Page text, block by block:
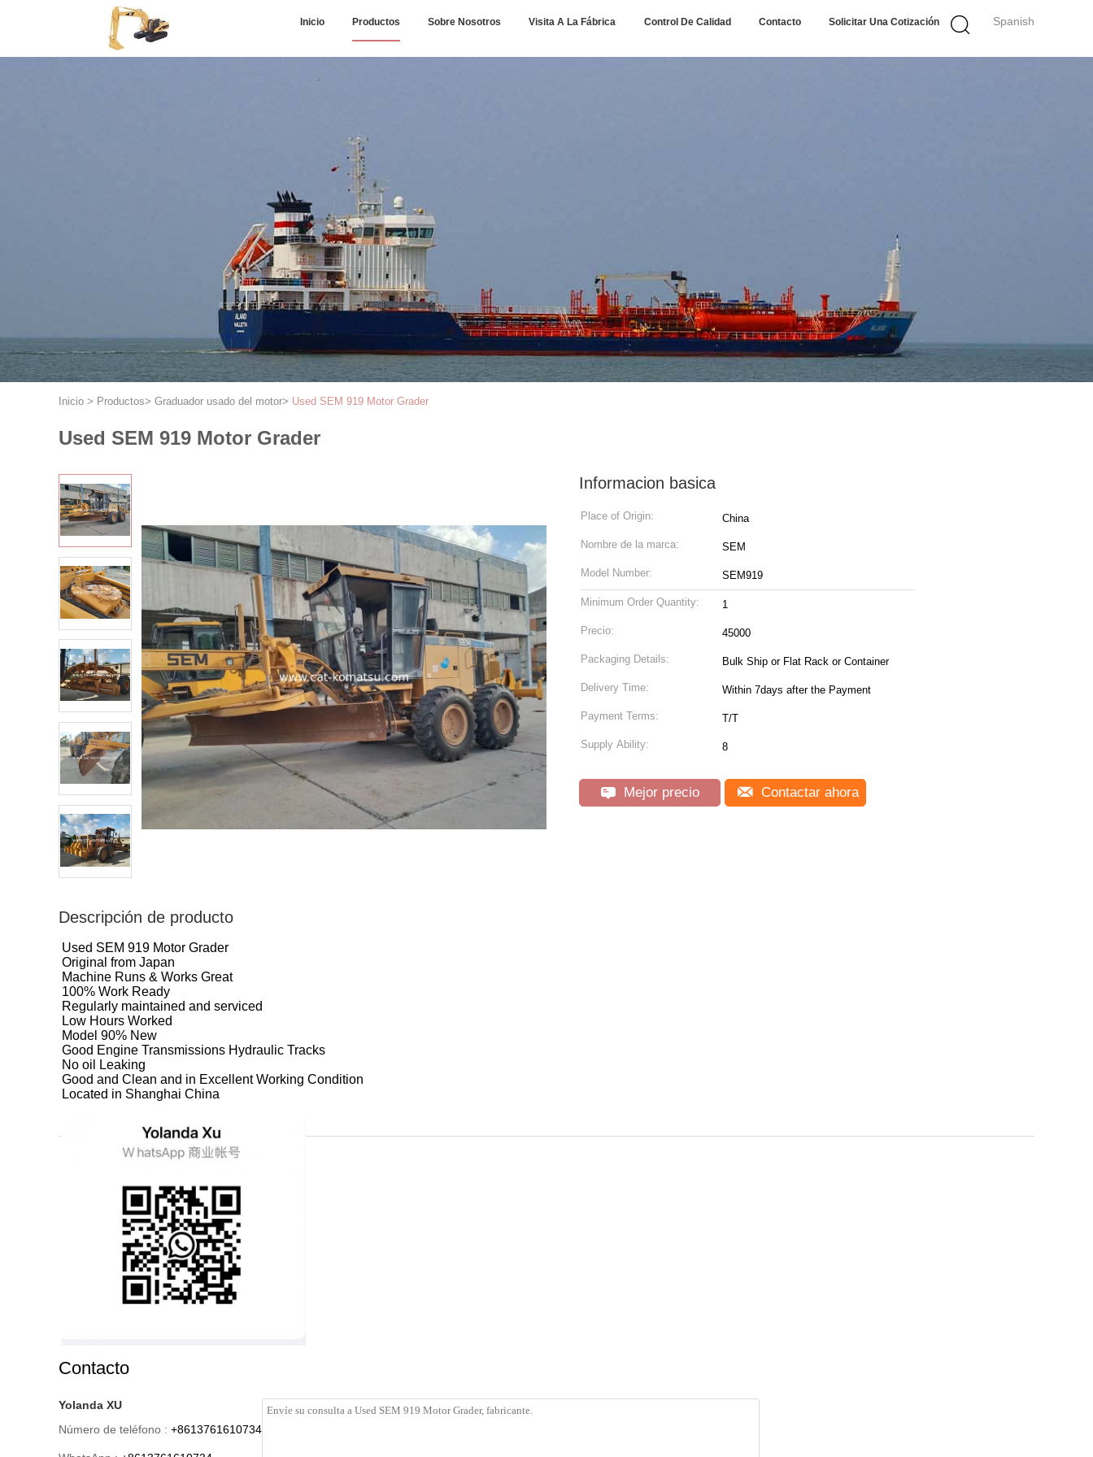
Spanish
Inicio Productos Sobre Nosotros Visita A La Fábrica Control De Calidad Contacto Solicitar Una Cotización
Inicio > Productos> Graduador usado del motor> Used SEM 919 Motor Grader
Used SEM 919 Motor Grader
Informacion basica
Place of Origin: China
Nombre de la marca: SEM
Model Number: SEM919
Minimum Order Quantity: 1
Precio: 45000
Packaging Details: Bulk Ship or Flat Rack or Container
Delivery Time: Within 7days after the Payment
Payment Terms: T/T
Supply Ability: 8
Mejor precio Contactar ahora
Descripción de producto
Used SEM 919 Motor Grader
Original from Japan
Machine Runs & Works Great
100% Work Ready
Regularly maintained and serviced
Low Hours Worked
Model 90% New
Good Engine Transmissions Hydraulic Tracks
No oil Leaking
Good and Clean and in Excellent Working Condition
Located in Shanghai China
Contacto
Yolanda XU
Número de teléfono : +8613761610734